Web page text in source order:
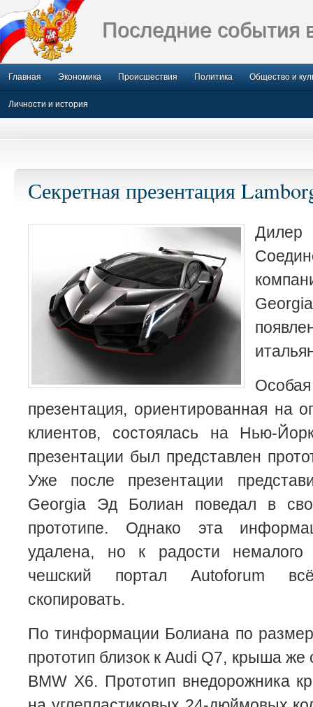
Последние события
Главная Экономика Происшествия Политика Общество и
Личности и история
Секретная презентация
презентация, ориентированная на
клиентов, состоялась на Нью-
презентации был представлен
Уже после презентации
Georgia Эд Болиан поведал в
прототипе. Однако эта
удалена, но к радости немалого
чешский портал Autoforum
скопировать.
По тинформации Болиана по
прототип близок к Audi Q7, крыша
BMW X6. Прототип внедорожника